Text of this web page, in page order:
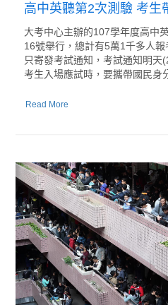
高中英聽第2次測驗 考生
大考中心主辦的107學年度高中
16號舉行，總計有5萬1千多人報
只寄發考試通知，考試通知明天
考生入場應試時，要攜帶國民身
Read More